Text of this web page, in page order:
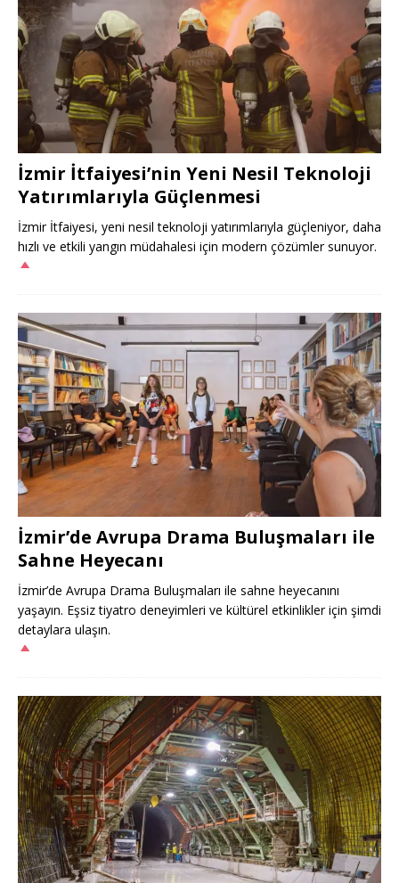
İzmir İtfaiyesi’nin Yeni Nesil Teknoloji
Yatırımlarıyla Güçlenmesi
İzmir İtfaiyesi, yeni nesil teknoloji yatırımlarıyla güçleniyor, daha
hızlı ve etkili yangın müdahalesi için modern çözümler sunuyor.
İzmir’de Avrupa Drama Buluşmaları ile
Sahne Heyecanı
İzmir’de Avrupa Drama Buluşmaları ile sahne heyecanını
yaşayın. Eşsiz tiyatro deneyimleri ve kültürel etkinlikler için şimdi
detaylara ulaşın.